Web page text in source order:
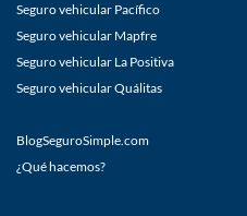
Seguro vehicular Pacífico
Seguro vehicular Mapfre
Seguro vehicular La Positiva
Seguro vehicular Quálitas
BlogSeguroSimple.com
¿Qué hacemos?